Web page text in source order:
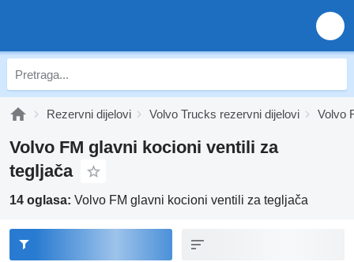
Rezervni dijelovi Volvo Trucks rezervni dijelovi Volvo
Volvo FM glavni kocioni ventili za
tegljača
14 oglasa: Volvo FM glavni kocioni ventili za tegljača